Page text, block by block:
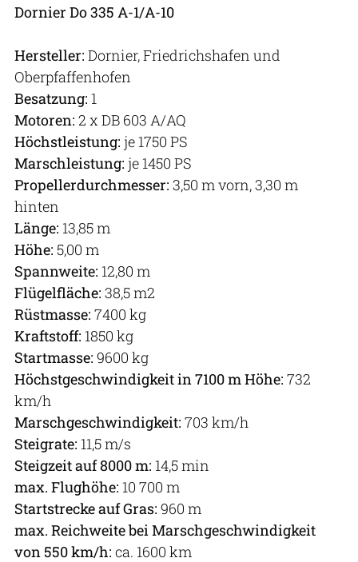
Dornier Do 335 A-1/A-10
Hersteller: Dornier, Friedrichshafen und
Oberpfaffenhofen
Besatzung: 1
Motoren: 2 x DB 603 A/AQ
Höchstleistung: je 1750 PS
Marschleistung: je 1450 PS
Propellerdurchmesser: 3,50 m vorn, 3,30 m
hinten
Länge: 13,85 m
Höhe: 5,00 m
Spannweite: 12,80 m
Flügelfläche: 38,5 m2
Rüstmasse: 7400 kg
Kraftstoff: 1850 kg
Startmasse: 9600 kg
Höchstgeschwindigkeit in 7100 m Höhe: 732
km/h
Marschgeschwindigkeit: 703 km/h
Steigrate: 11,5 m/s
Steigzeit auf 8000 m: 14,5 min
max. Flughöhe: 10 700 m
Startstrecke auf Gras: 960 m
max. Reichweite bei Marschgeschwindigkeit
von 550 km/h: ca. 1600 km